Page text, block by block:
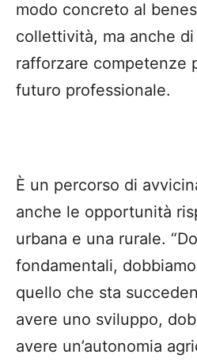
modo concreto al
collettività, ma anche
rafforzare competenze
futuro professionale.
È un percorso di
anche le opportunità
urbana e una rurale.
fondamentali,
quello che sta
avere uno sviluppo,
avere un’autonomia